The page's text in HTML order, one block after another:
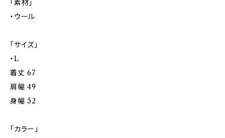
「素材」
・ウール
「サイズ」
・L
着丈 67
肩幅 49
身幅 52
「カラー」